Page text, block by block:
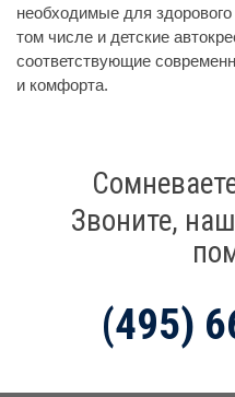
необходимые для
том числе и детские
соответствующие
и комфорта.
Звоните,
(495)